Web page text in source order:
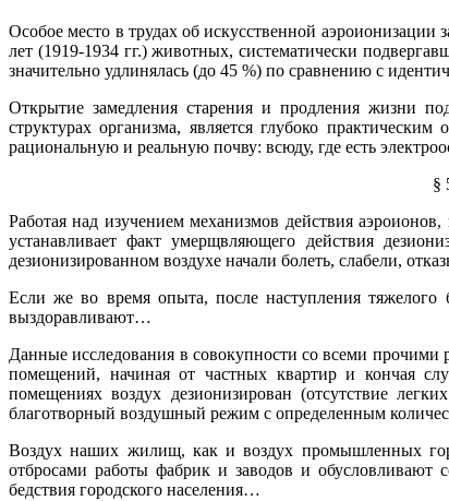
Особое место в трудах об искусственной
лет (1919-1934 гг.) животных, систематически
значительно удлинялась (до 45 %) по сравнению с
Открытие замедления старения и продления жизни
структурах организма, является глубоко
рациональную и реальную почву: всюду, где есть
§
Работая над изучением механизмов действия
устанавливает факт умерщвляющего действия
дезионизированном воздухе начали болеть, слабели,
Если же во время опыта, после наступления
выздоравливают…
Данные исследования в совокупности со всеми
помещений, начиная от частных квартир и кончая
помещениях воздух дезионизирован (отсутствие
благотворный воздушный режим с определенным
Воздух наших жилищ, как и воздух промышленных
отбросами работы фабрик и заводов и обусловливают
бедствия городского населения…